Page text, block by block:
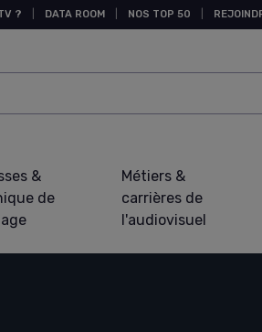
? DATA ROOM NOS TOP 50
&
de
Métiers &
carrières de
l'audiovisuel